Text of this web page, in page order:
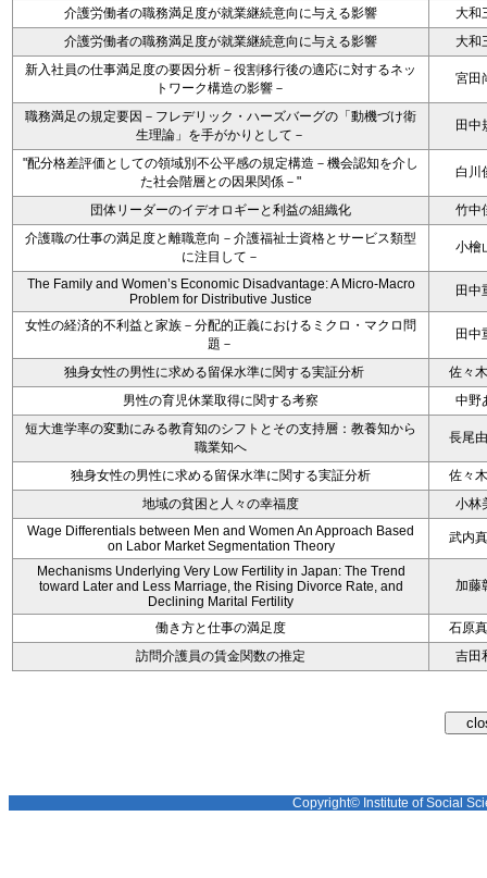
介護労働者の職務満足度が就業継続意向に与える影響
大和
介護労働者の職務満足度が就業継続意向に与える影響
大和
新入社員の仕事満足度の要因分析－役割移行後の適応に対するネッ
トワーク構造の影響－
宮田
職務満足の規定要因－フレデリック・ハーズバーグの「動機づけ衛
生理論」を手がかりとして－
田中
"配分格差評価としての領域別不公平感の規定構造－機会認知を介し
た社会階層との因果関係－"
白川
団体リーダーのイデオロギーと利益の組織化
竹中
介護職の仕事の満足度と離職意向－介護福祉士資格とサービス類型
に注目して－
小檜
The Family and Women’s Economic Disadvantage: A Micro-Macro
Problem for Distributive Justice
田中
女性の経済的不利益と家族－分配的正義におけるミクロ・マクロ問
題－
田中
独身女性の男性に求める留保水準に関する実証分析
佐々
男性の育児休業取得に関する考察
中野
短大進学率の変動にみる教育知のシフトとその支持層：教養知から
職業知へ
長尾
独身女性の男性に求める留保水準に関する実証分析
佐々
地域の貧困と人々の幸福度
小林
Wage Differentials between Men and Women An Approach Based
on Labor Market Segmentation Theory
武内
Mechanisms Underlying Very Low Fertility in Japan: The Trend
toward Later and Less Marriage, the Rising Divorce Rate, and
Declining Marital Fertility
加藤
働き方と仕事の満足度
石原
訪問介護員の賃金関数の推定
吉田
Copyright© Institute of Social